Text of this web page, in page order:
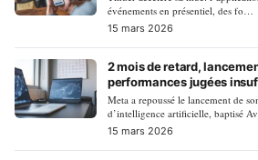
événements en présentiel, des fo…
15 mars 2026
2 mois de retard,
performances jugées
doit corriger sur Avocado
Meta a repoussé le lancement de
d’intelligence artificielle, baptisé
15 mars 2026